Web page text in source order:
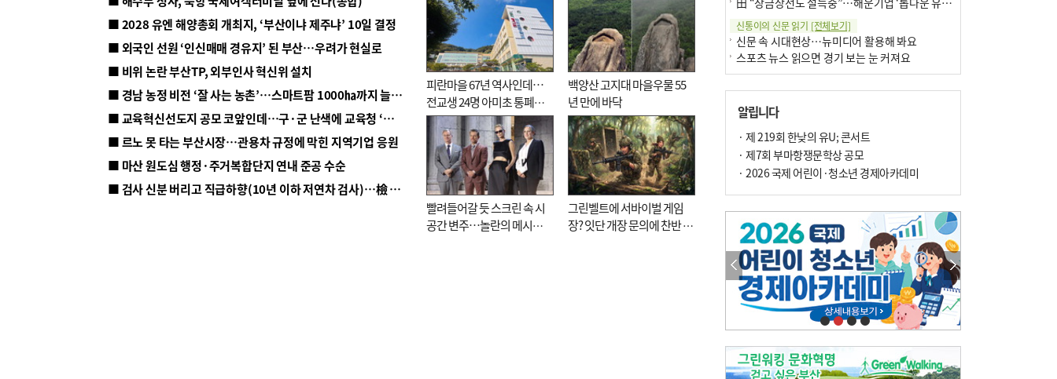
■ 2028 유엔 해양총회 개최지, ‘부산이냐 제주냐’ 10일 결정
■ 외국인 선원 ‘인신매매 경유지’ 된 부산…우려가 현실로
■ 비위 논란 부산TP, 외부인사 혁신위 설치
■ 경남 농정 비전 ‘잘 사는 농촌’…스마트팜 1000㏊까지 늘린다
■ 교육혁신선도지 공모 코앞인데…구·군 난색에 교육청 ‘쩔쩔’
■ 르노 못 타는 부산시장…관용차 규정에 막힌 지역기업 응원
■ 마산 원도심 행정·주거복합단지 연내 준공 수순
■ 검사 신분 버리고 직급하향(10년 이하 저연차 검사)…檢 중수청행 기피
피란마을 67년 역사인데…
전교생 24명 아미초 통폐합
기로
백양산 고지대 마을우물 55
년 만에 바닥
빨려들어갈 듯 스크린 속 시
공간 변주…놀란의 메시지
그린벨트에 서바이벌 게임
장? 잇단 개장 문의에 찬반 논
신통이의 신문 읽기 [전체보기]
신문 속 시대현상…뉴미디어 활용해 봐요
스포츠 뉴스 읽으면 경기 보는 눈 커져요
구·군 승진 축하화분 관행 없애자니 소상공인 울상
팩트체크[전체보기]
의령 한우산 털중나리
한 손 뉴스[전체보기]
시민이 개발한 폭염 대응 앱 ‘그늘로’ 길안내 지도 등 인기
골목 맛집 발굴 고메 셀렉션…부산시, 페스티벌 시월 연계
오늘의 날씨-[전체보기]
오늘의 날씨- 2026년 8월 7일
오늘의 날씨- 2026년 8월 6일
우리 결혼해요-[전체보기]
우리 결혼해요- 김홍윤·정세빈 커플
알립니다
· 제 219회 한낮의 유U; 콘서트
· 제7회 부마항쟁문학상 공모
· 2026 국제 어린이·청소년 경제아카데미